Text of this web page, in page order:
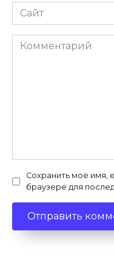
Сайт
Комментарий
Сохранить моё имя,
браузере для